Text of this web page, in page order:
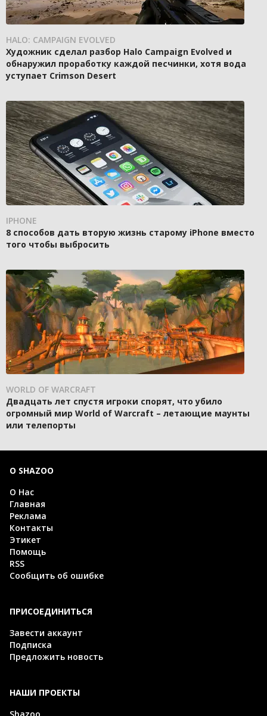
HALO: CAMPAIGN EVOLVED
Художник сделал разбор Halo Campaign Evolved и
обнаружил проработку каждой песчинки, хотя вода
уступает Crimson Desert
IPHONE
8 способов дать вторую жизнь старому iPhone вместо
того чтобы выбросить
WORLD OF WARCRAFT
Двадцать лет спустя игроки спорят, что убило
огромный мир World of Warcraft – летающие маунты
или телепорты
О SHAZOO
О Нас
Главная
Реклама
Контакты
Этикет
Помощь
RSS
Сообщить об ошибке
ПРИСОЕДИНИТЬСЯ
Завести аккаунт
Подписка
Предложить новость
НАШИ ПРОЕКТЫ